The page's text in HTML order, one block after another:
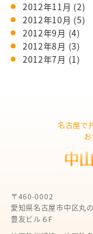
2012年11月 (2)
2012年10月 (5)
2012年9月 (4)
2012年8月 (3)
2012年7月 (1)
名古屋で
〒460-0002
愛知県名古屋市中区丸
豊友ビル６F